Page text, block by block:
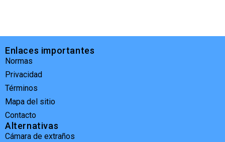
Enlaces importantes
Normas
Privacidad
Términos
Mapa del sitio
Contacto
Alternativas
Cámara de extraños